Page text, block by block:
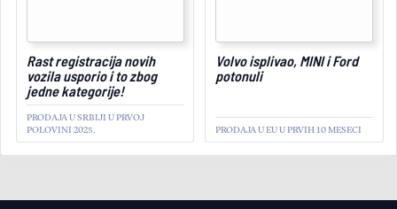
Rast registracija novih
vozila usporio i to zbog
jedne kategorije!
PRODAJA U SRBIJI U PRVOJ
POLOVINI 2025.
Volvo isplivao, MINI i Ford
potonuli
PRODAJA U EU U PRVIH 10 MESECI
Rezultati prodaje putničkih
bili najtraženiji, a koji su